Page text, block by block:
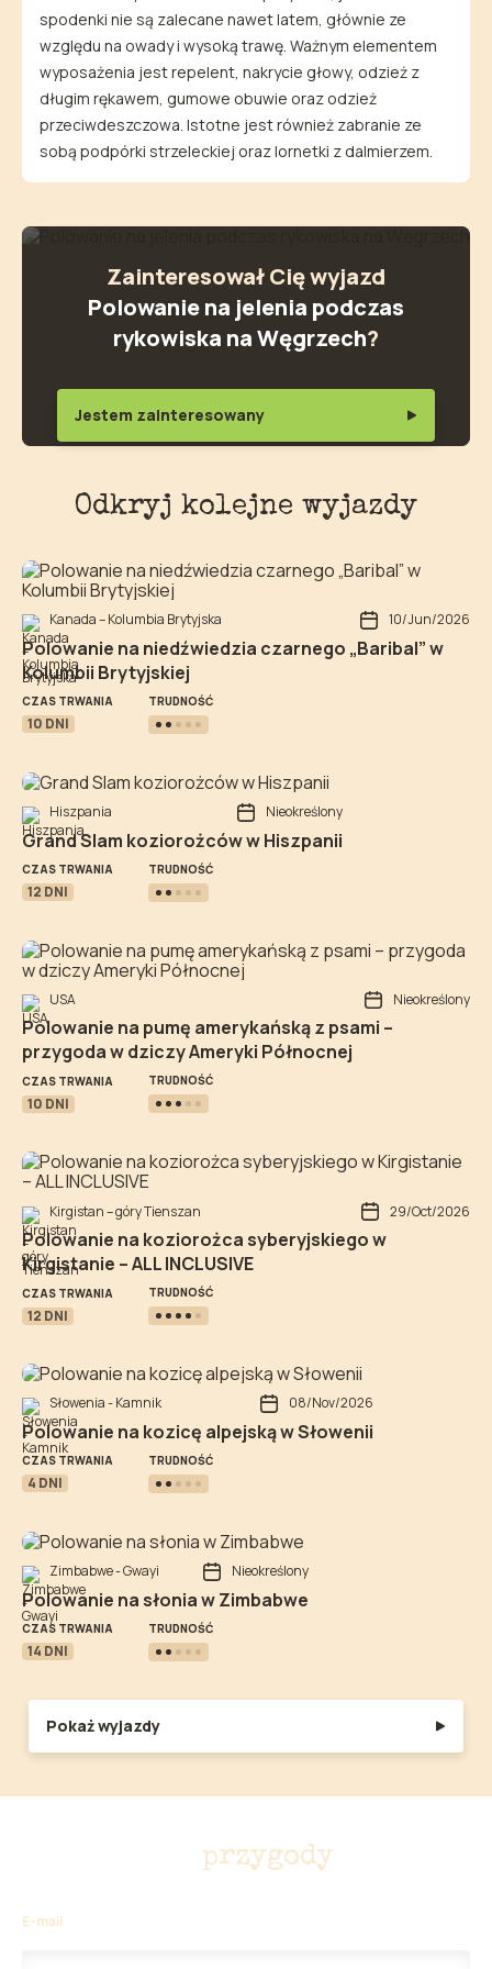
spodenki nie są zalecane nawet latem, głównie ze
względu na owady i wysoką trawę. Ważnym elementem
wyposażenia jest repelent, nakrycie głowy, odzież z
długim rękawem, gumowe obuwie oraz odzież
przeciwdeszczowa. Istotne jest również zabranie ze
sobą podpórki strzeleckiej oraz lornetki z dalmierzem.
Zainteresował Cię wyjazd
Polowanie na jelenia podczas
rykowiska na Węgrzech?
Jestem zainteresowany
Odkryj kolejne wyjazdy
Kanada – Kolumbia Brytyjska 10/Jun/2026
Polowanie na niedźwiedzia czarnego „Baribal” w
Kolumbii Brytyjskiej
CZAS TRWANIA
10 DNI
TRUDNOŚĆ
Hiszpania Nieokreślony
Grand Slam koziorożców w Hiszpanii
CZAS TRWANIA
12 DNI
TRUDNOŚĆ
USA Nieokreślony
Polowanie na pumę amerykańską z psami –
przygoda w dziczy Ameryki Północnej
CZAS TRWANIA
10 DNI
TRUDNOŚĆ
Kirgistan – góry Tienszan 29/Oct/2026
Polowanie na koziorożca syberyjskiego w
Kirgistanie – ALL INCLUSIVE
CZAS TRWANIA
12 DNI
TRUDNOŚĆ
Słowenia - Kamnik 08/Nov/2026
Polowanie na kozicę alpejską w Słowenii
CZAS TRWANIA
4 DNI
TRUDNOŚĆ
Zimbabwe - Gwayi Nieokreślony
Polowanie na słonia w Zimbabwe
CZAS TRWANIA
14 DNI
TRUDNOŚĆ
Pokaż wyjazdy
przygody
E-mail